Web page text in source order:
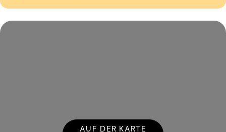
AUF DER KARTE